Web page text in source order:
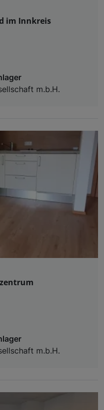
im Innkreis
m.b.H.
m.b.H.